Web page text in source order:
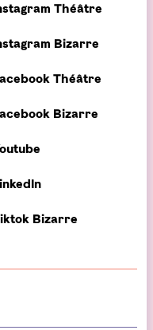
Théâtre
Bizarre
Théâtre
Bizarre
Bizarre